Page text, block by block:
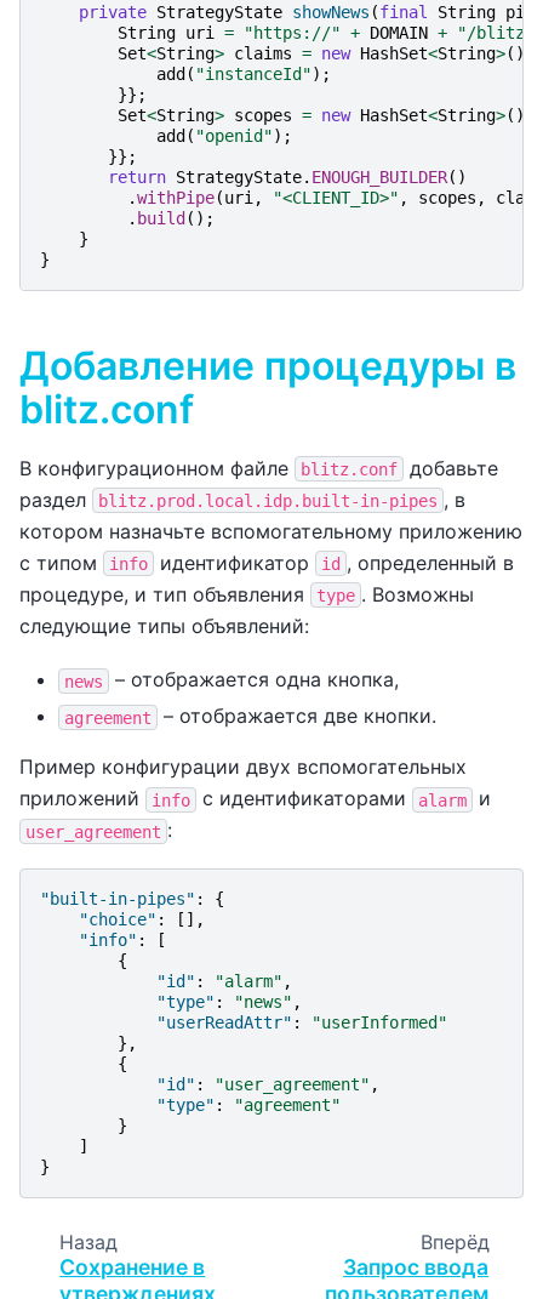
private StrategyState showNews (final String
String uri = "https://" + DOMAIN +
"/blitz/
Set<String> claims = new HashSet<String>(){{
add ( "instanceId");
}};
Set<String> scopes = new HashSet<String>(){{
add ( "openid");
}};
return StrategyState. ENOUGH_BUILDER()
.withPipe(uri , "<CLIENT_ID>" , scopes ,
. build ();
}
}
Добавление процедуры в
blitz.conf
В конфигурационном файле blitz.conf
добавьте
раздел
blitz.prod.local.idp.built-in-pipes , в
котором назначьте вспомогательному приложению
с типом
info идентификатор id , определенный в
процедуре, и тип объявления
type . Возможны
следующие типы объявлений:
news – отображается одна кнопка,
agreement – отображается две кнопки.
Пример конфигурации двух вспомогательных
приложений
info с идентификаторами alarm и
user_agreement :
"built-in-pipes" :
{
"choice" :
[],
"info" :
[
{
"id" : "alarm" ,
"type" : "news" ,
"userReadAttr" :
"userInformed"
},
{
"id" : "user_agreement" ,
"type" :
"agreement"
}
]
}
Назад
Сохранение в
утверждениях
Вперёд
Запрос ввода
пользователем